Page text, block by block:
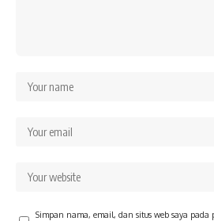
Simpan nama, email, dan situs web saya